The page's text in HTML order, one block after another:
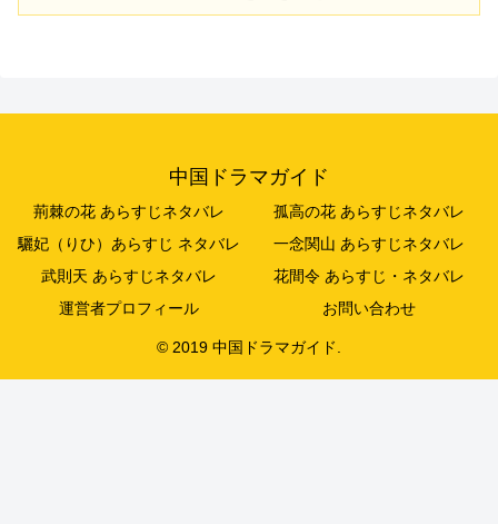
中国ドラマガイド
荊棘の花 あらすじネタバレ
孤高の花 あらすじネタバレ
驪妃（りひ）あらすじ ネタバレ
一念関山 あらすじネタバレ
武則天 あらすじネタバレ
花間令 あらすじ・ネタバレ
運営者プロフィール
お問い合わせ
© 2019 中国ドラマガイド.